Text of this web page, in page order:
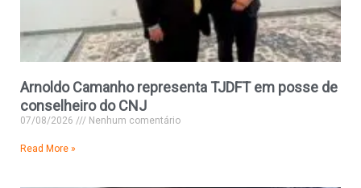
Arnoldo Camanho representa TJDFT em posse de
conselheiro do CNJ
07/08/2026 Nenhum comentário
Read More »